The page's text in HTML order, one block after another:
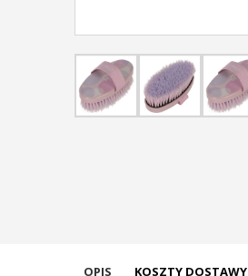
OPIS KOSZTY DOSTAWY